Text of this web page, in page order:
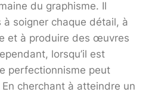
du graphisme. Il
à soigner chaque détail, à
et à produire des œuvres
lorsqu’il est
perfectionnisme peut
cherchant à atteindre un